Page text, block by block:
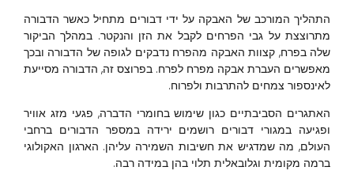
התהליך המורכב של האבקה על ידי דבורים מתחיל כאשר הדבורה
מתרוצצת על גבי הפרחים לקבל את הזן והנקטר. במהלך הביקור
שלה בפרח, קצוות האבקה מהפרח נדבקים לגופה של הדבורה ובכך
מאפשרים העברת אבקה מפרח לפרח. בפרוצס זה, הדבורה מסייעת
לאינספור צמחים להתרבות ולפרוח.
האתגרים הסביבתיים כגון שימוש בחומרי הדברה, פגעי מזג אוויר
ופגיעה במגורי דבורים רושמים ירידה במספר הדבורים ברחבי
העולם, מה שמדגיש את חשיבות השמירה עליהן. הארגון האקולוגי
ברמה מקומית וגלובאלית תלוי בהן במידה רבה.